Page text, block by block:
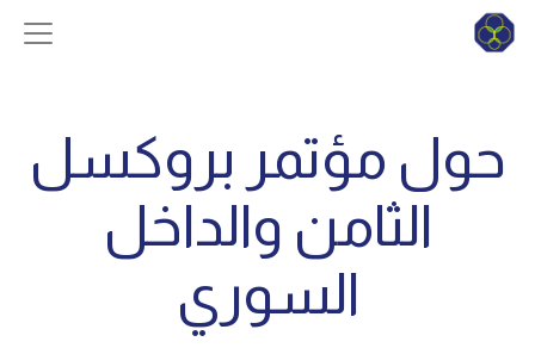
حول مؤتمر بروكسل
الثامن والداخل
السوري